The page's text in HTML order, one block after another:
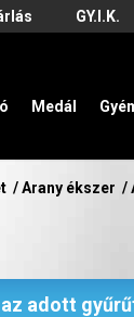
GY.I.K.
Medál
/ Arany ékszer /
adott